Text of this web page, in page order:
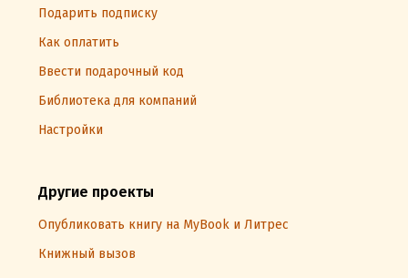
Подарить подписку
Как оплатить
Ввести подарочный код
Библиотека для компаний
Настройки
Другие проекты
Опубликовать книгу на MyBook и Литрес
Книжный вызов